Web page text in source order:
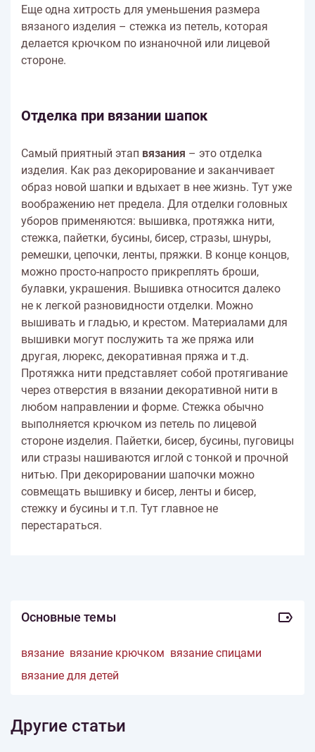
Еще одна хитрость для уменьшения размера
вязаного изделия – стежка из петель, которая
делается крючком по изнаночной или лицевой
стороне.
Отделка при вязании шапок
Самый приятный этап вязания – это отделка
изделия. Как раз декорирование и заканчивает
образ новой шапки и вдыхает в нее жизнь. Тут уже
воображению нет предела. Для отделки головных
уборов применяются: вышивка, протяжка нити,
стежка, пайетки, бусины, бисер, стразы, шнуры,
ремешки, цепочки, ленты, пряжки. В конце концов,
можно просто-напросто прикреплять броши,
булавки, украшения. Вышивка относится далеко
не к легкой разновидности отделки. Можно
вышивать и гладью, и крестом. Материалами для
вышивки могут послужить та же пряжа или
другая, люрекс, декоративная пряжа и т.д.
Протяжка нити представляет собой протягивание
через отверстия в вязании декоративной нити в
любом направлении и форме. Стежка обычно
выполняется крючком из петель по лицевой
стороне изделия. Пайетки, бисер, бусины, пуговицы
или стразы нашиваются иглой с тонкой и прочной
нитью. При декорировании шапочки можно
совмещать вышивку и бисер, ленты и бисер,
стежку и бусины и т.п. Тут главное не
перестараться.
Основные темы
вязание вязание крючком вязание спицами
вязание для детей
Другие статьи